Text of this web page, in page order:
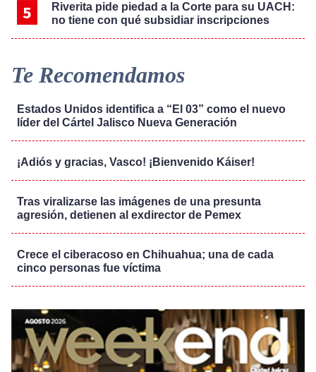
Riverita pide piedad a la Corte para su UACH:
no tiene con qué subsidiar inscripciones
Te Recomendamos
Estados Unidos identifica a “El 03” como el nuevo
líder del Cártel Jalisco Nueva Generación
¡Adiós y gracias, Vasco! ¡Bienvenido Káiser!
Tras viralizarse las imágenes de una presunta
agresión, detienen al exdirector de Pemex
Crece el ciberacoso en Chihuahua; una de cada
cinco personas fue víctima